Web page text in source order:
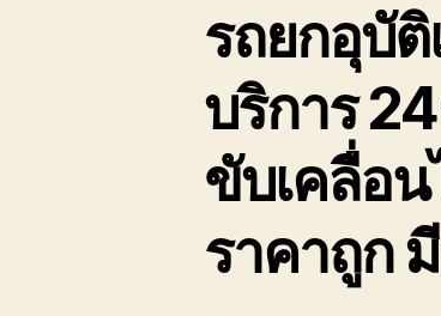
รถยกอุบั
บริการ
ขับเคลื่อน
ราคาถูก